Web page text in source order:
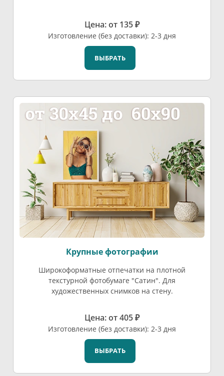
Цена: от 135 ₽
Изготовление (без доставки): 2-3 дня
ВЫБРАТЬ
Крупные фотографии
Широкоформатные отпечатки на плотной
текстурной фотобумаге "Сатин". Для
художественных снимков на стену.
Цена: от 405 ₽
Изготовление (без доставки): 2-3 дня
ВЫБРАТЬ